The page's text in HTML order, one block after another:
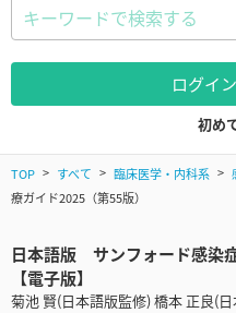
ログイ
初め
TOP すべて 臨床医学・内科系
療ガイド2025（第55版）
日本語版 サンフォード感染
【電子版】
菊池 賢(日本語版監修) 橋本 正良(